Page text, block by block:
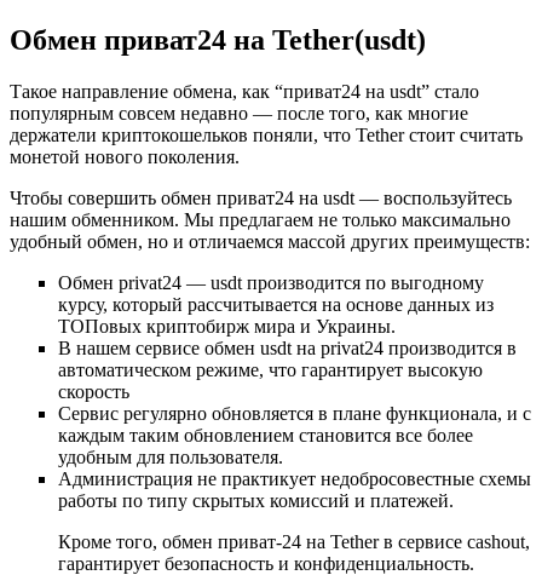
Обмен приват24 на Tether(usdt)
Такое направление обмена, как “приват24 на usdt” стало
популярным совсем недавно — после того, как многие
держатели криптокошельков поняли, что Tether стоит считать
монетой нового поколения.
Чтобы совершить обмен приват24 на usdt — воспользуйтесь
нашим обменником. Мы предлагаем не только максимально
удобный обмен, но и отличаемся массой других преимуществ:
Обмен privat24 — usdt производится по выгодному
курсу, который рассчитывается на основе данных из
ТОПовых криптобирж мира и Украины.
В нашем сервисе обмен usdt на privat24 производится в
автоматическом режиме, что гарантирует высокую
скорость
Сервис регулярно обновляется в плане функционала, и с
каждым таким обновлением становится все более
удобным для пользователя.
Администрация не практикует недобросовестные схемы
работы по типу скрытых комиссий и платежей.
Кроме того, обмен приват-24 на Tether в сервисе cashout,
гарантирует безопасность и конфиденциальность.